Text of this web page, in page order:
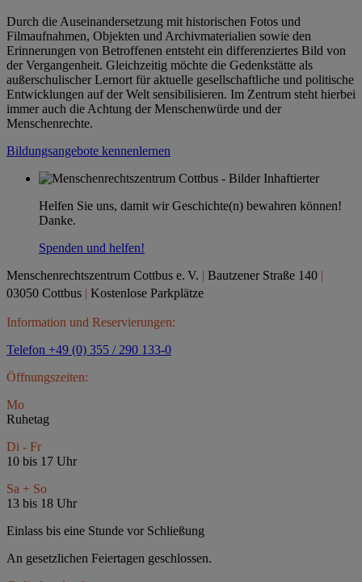
Durch die Auseinandersetzung mit historischen Fotos und
Filmaufnahmen, Objekten und Archivmaterialien sowie den
Erinnerungen von Betroffenen entsteht ein differenziertes Bild von
der Vergangenheit. Gleichzeitig möchte die Gedenkstätte als
außerschulischer Lernort für aktuelle gesellschaftliche und politische
Entwicklungen auf der Welt sensibilisieren. Im Zentrum steht hierbei
immer auch die Achtung der Menschenwürde und der
Menschenrechte.
Bildungsangebote kennenlernen
Helfen Sie uns, damit wir Geschichte(n) bewahren können!
Danke.
Spenden und helfen!
Menschenrechtszentrum Cottbus e. V. | Bautzener Straße 140 |
03050 Cottbus | Kostenlose Parkplätze
Information und Reservierungen:
Telefon +49 (0) 355 / 290 133-0
Öffnungszeiten:
Mo
Ruhetag
Di - Fr
10 bis 17 Uhr
Sa + So
13 bis 18 Uhr
Einlass bis eine Stunde vor Schließung
An gesetzlichen Feiertagen geschlossen.